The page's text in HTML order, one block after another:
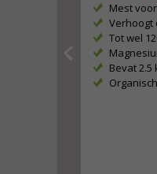
Mest
Verhoogt
Tot wel
Bevat